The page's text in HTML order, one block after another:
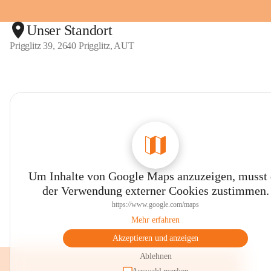
Unser Standort
Prigglitz 39, 2640 Prigglitz, AUT
Um Inhalte von Google Maps anzuzeigen, musst
der Verwendung externer Cookies zustimmen.
https://www.google.com/maps
Mehr erfahren
Akzeptieren und anzeigen
Ablehnen